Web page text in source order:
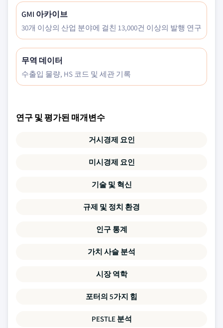
GMI 아카이브
30개 이상의 산업 분야에 걸친 13,000건 이상의 발행 연구
무역 데이터
수출입 물량, HS 코드 및 세관 기록
연구 및 평가된 매개변수
거시경제 요인
미시경제 요인
기술 및 혁신
규제 및 정치 환경
인구 통계
가치 사슬 분석
시장 역학
포터의 5가지 힘
PESTLE 분석